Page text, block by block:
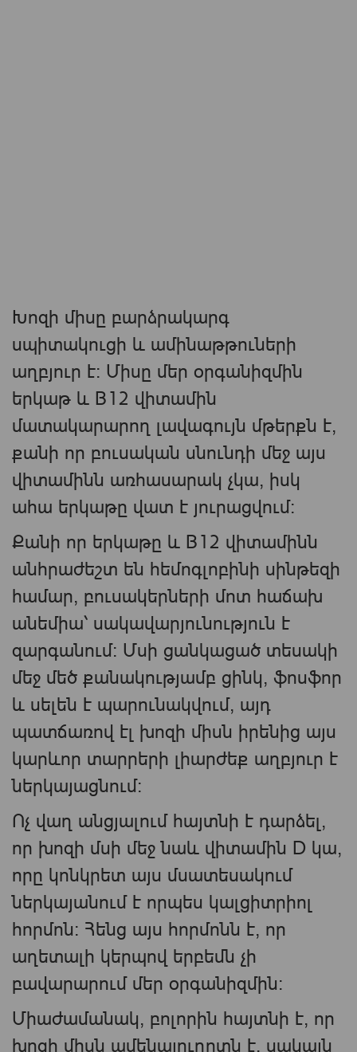
Խոզի միսը բարձրակարգ
սպիտակուցի և ամինաթթուների
աղբյուր է։ Միսը մեր օրգանիզմին
երկաթ և B12 վիտամին
մատակարարող լավագույն մթերքն է,
քանի որ բուսական սնունդի մեջ այս
վիտամինն առհասարակ չկա, իսկ
ահա երկաթը վատ է յուրացվում։
Քանի որ երկաթը և B12 վիտամինն
անհրաժեշտ են հեմոգլոբինի սինթեզի
համար, բուսակերների մոտ հաճախ
անեմիա՝ սակավարյունություն է
զարգանում։ Մսի ցանկացած տեսակի
մեջ մեծ քանակությամբ ցինկ, ֆոսֆոր
և սելեն է պարունակվում, այդ
պատճառով էլ խոզի միսն իրենից այս
կարևոր տարրերի լիարժեք աղբյուր է
ներկայացնում։
Ոչ վաղ անցյալում հայտնի է դարձել,
որ խոզի մսի մեջ նաև վիտամին D կա,
որը կոնկրետ այս մսատեսակում
ներկայանում է որպես կալցիտրիոլ
հորմոն։ Հենց այս հորմոնն է, որ
աղետալի կերպով երբեմն չի
բավարարում մեր օրգանիզմին։
Միաժամանակ, բոլորին հայտնի է, որ
խոզի միսն ամենայուղոտն է, սակայն